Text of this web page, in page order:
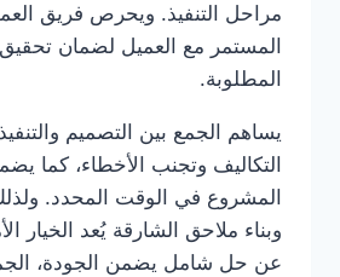
مراحل التنفيذ. ويحرص فريق
المستمر مع العميل لضمان تحقيق
المطلوبة.
يساهم الجمع بين التصميم
التكاليف وتجنب الأخطاء، كما
المشروع في الوقت المحدد.
وبناء ملاحق الشارقة يُعد الخيار
عن حل شامل يضمن الجودة،